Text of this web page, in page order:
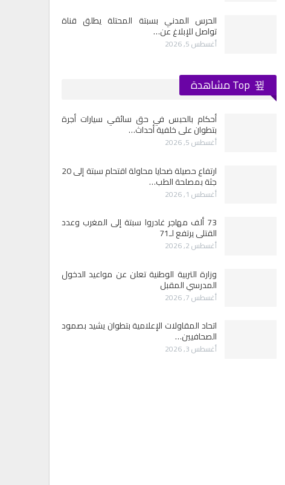
الحرس المدني بسبتة المحتلة يطلق قناة
تواصل للإبلاغ عن…
أغسطس 5, 2026
أحكام بالحبس في حق سائقي سيارات أجرة
بتطوان على خلفية أحداث…
أغسطس 5, 2026
ارتفاع حصيلة ضحايا محاولة اقتحام سبتة إلى 20
جثة بمصلحة الطب…
أغسطس 1, 2026
73 ألف مهاجر غادروا سبتة إلى المغرب وعدد
القتلى يرتفع لـ71
أغسطس 2, 2026
وزارة التربية الوطنية تعلن عن مواعيد الدخول
المدرسي المقبل
أغسطس 7, 2026
اتحاد المقاولات الإعلامية بتطوان يشيد بصمود
الصحافيين…
أغسطس 3, 2026